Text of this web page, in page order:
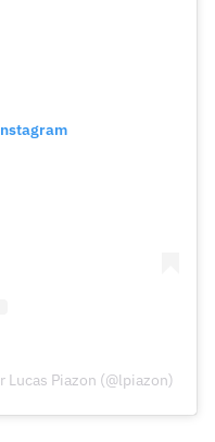
Piazon (@lpiazon)